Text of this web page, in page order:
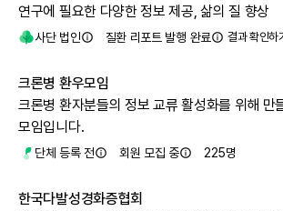
연구에 필요한 다양한 정보 제공, 삶의 질 향상
사단 법인 질환 리포트 발행 완료 결과 확인하
크론병 환우모임
크론병 환자분들의 정보 교류 활성화를 위해 만
모임입니다.
단체 등록 전 회원 모집 중 225명
한국다발성경화증협회